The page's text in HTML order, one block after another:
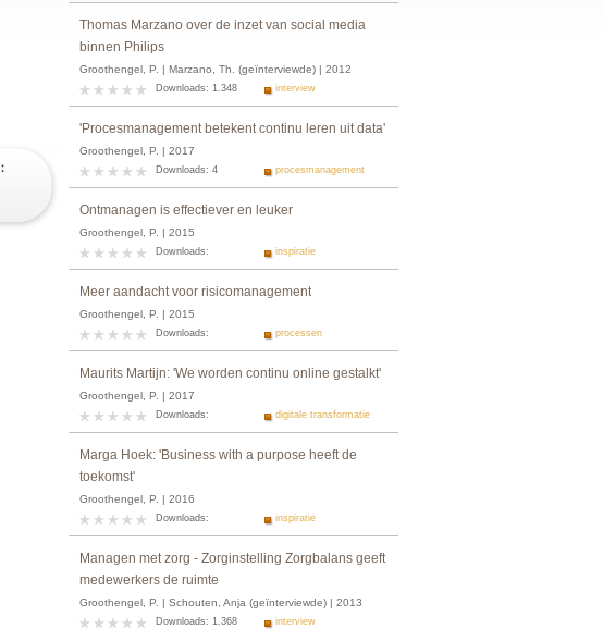
Thomas Marzano over de inzet van social media
binnen Philips
Groothengel, P. | Marzano, Th. (geïnterviewde) | 2012
Downloads: 1.348 interview
'Procesmanagement betekent continu leren uit data'
Groothengel, P. | 2017
Downloads: 4 procesmanagement
Ontmanagen is effectiever en leuker
Groothengel, P. | 2015
Downloads: inspiratie
Meer aandacht voor risicomanagement
Groothengel, P. | 2015
Downloads: processen
Maurits Martijn: 'We worden continu online gestalkt'
Groothengel, P. | 2017
Downloads: digitale transformatie
Marga Hoek: 'Business with a purpose heeft de
toekomst'
Groothengel, P. | 2016
Downloads: inspiratie
Managen met zorg - Zorginstelling Zorgbalans geeft
medewerkers de ruimte
Groothengel, P. | Schouten, Anja (geïnterviewde) | 2013
Downloads: 1.368 interview